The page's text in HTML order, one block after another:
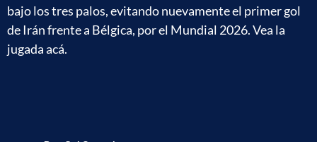
bajo los tres palos, evitando nuevamente el primer gol
de Irán frente a Bélgica, por el Mundial 2026. Vea la
jugada acá.